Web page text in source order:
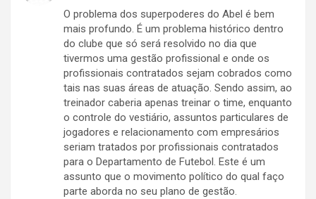
O problema dos superpoderes do Abel é bem
mais profundo. É um problema histórico dentro
do clube que só será resolvido no dia que
tivermos uma gestão profissional e onde os
profissionais contratados sejam cobrados como
tais nas suas áreas de atuação. Sendo assim, ao
treinador caberia apenas treinar o time, enquanto
o controle do vestiário, assuntos particulares de
jogadores e relacionamento com empresários
seriam tratados por profissionais contratados
para o Departamento de Futebol. Este é um
assunto que o movimento político do qual faço
parte aborda no seu plano de gestão.